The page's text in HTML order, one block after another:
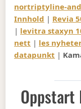
nortriptyline-
Innhold | Revia
| levitra staxyn
nett | les
datapunkt |
Oppstart